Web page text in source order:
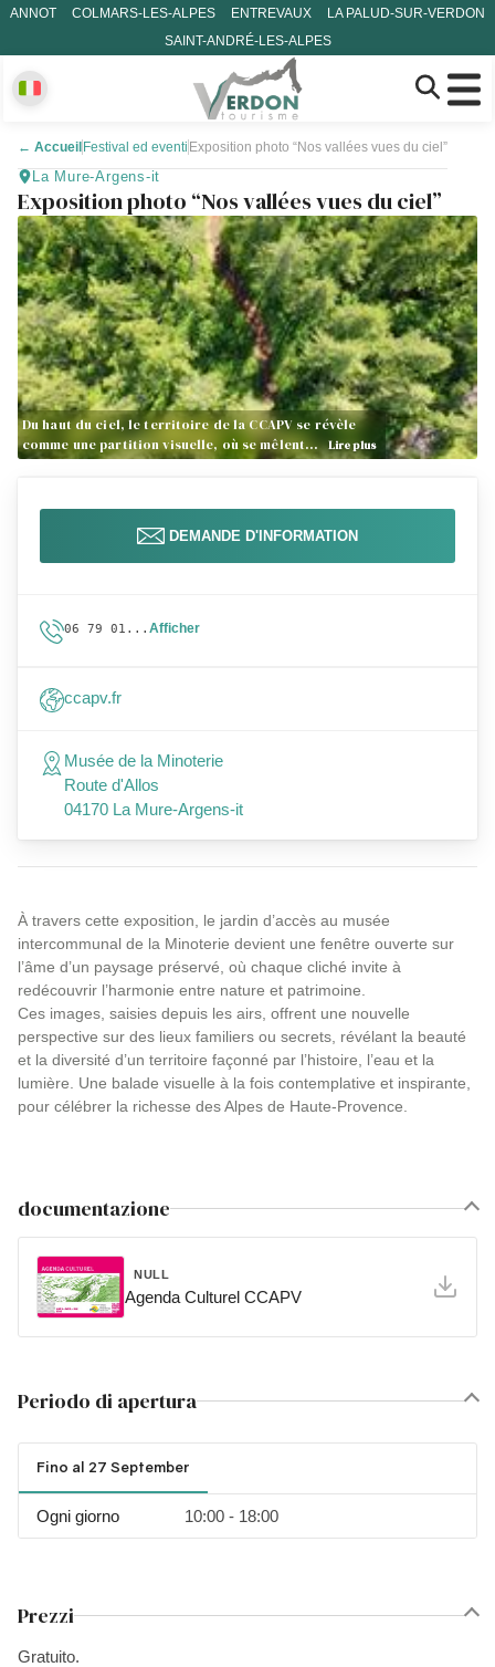
ANNOT COLMARS-LES-ALPES ENTREVAUX
LA PALUD-SUR-VERDON
SAINT-ANDRÉ-LES-ALPES
← Accueil Festival ed eventi Exposition photo “Nos vallées vues du ciel”
La Mure-Argens-it
Exposition photo “Nos vallées vues du ciel”
Du haut du ciel, le territoire de la CCAPV se révèle
comme une partition visuelle, où se mêlent… Lire plus
À travers cette exposition, le jardin d’accès au musée
intercommunal de la Minoterie devient une fenêtre ouverte sur
l’âme d’un paysage préservé, où chaque cliché invite à
redécouvrir l’harmonie entre nature et patrimoine.
Ces images, saisies depuis les airs, offrent une nouvelle
perspective sur des lieux familiers ou secrets, révélant la beauté
et la diversité d’un territoire façonné par l’histoire, l’eau et la
lumière. Une balade visuelle à la fois contemplative et inspirante,
pour célébrer la richesse des Alpes de Haute-Provence.
documentazione
NULL
Agenda Culturel CCAPV
Periodo di apertura
Fino al 27 September
Ogni giorno 10:00 - 18:00
Prezzi
Gratuito.
DEMANDE D'INFORMATION
06 79 01... Afficher
ccapv.fr
Musée de la Minoterie
Route d'Allos
04170 La Mure-Argens-it